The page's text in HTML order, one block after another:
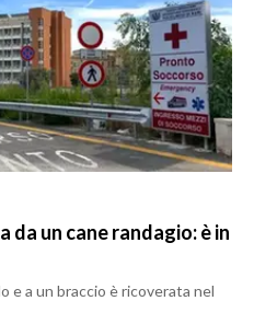
da un cane randagio: è in
e a un braccio è ricoverata nel